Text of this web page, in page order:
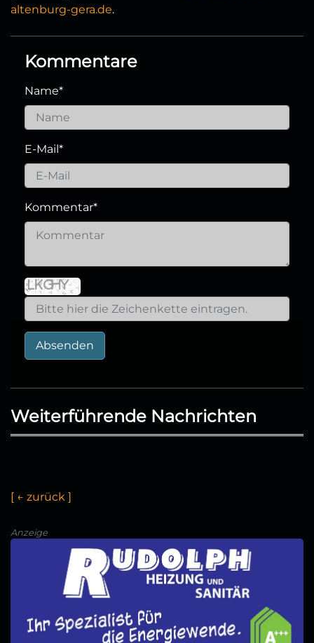
altenburg-gera.de.
Kommentare
Name*
E-Mail*
Kommentar*
Absenden
Weiterführende Nachrichten
[ ← zurück ]
Anzeige